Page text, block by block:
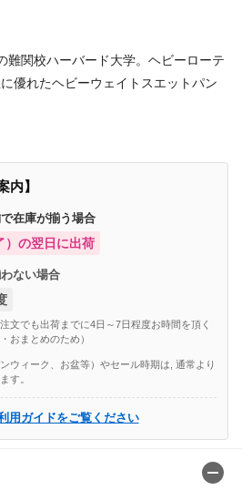
難関校ハーバード大学。ヘビーローテ
優れたヘビーウェイトスエットパン
内】
在庫が揃う場合
）の翌日に出荷
ない場合
文でも出荷までに4日～7日程度お時間を頂く
おまとめのため）
ウィーク、お盆等）やセール時期は, 通常より
す。
用ガイドをご覧ください